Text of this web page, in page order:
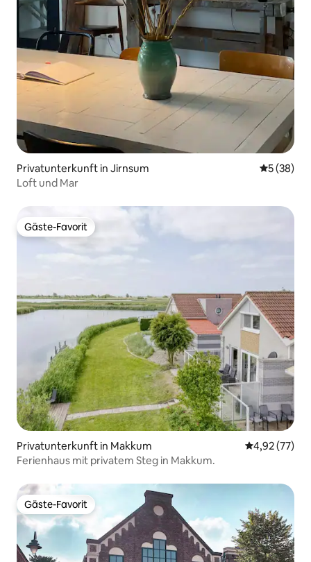
Privatunterkunft in Jirnsum
5 (38)
Loft und Mar
Gäste-Favorit
Gäste-Favorit
Privatunterkunft in Makkum
4,92 (77)
Ferienhaus mit privatem Steg in Makkum.
Gäste-Favorit
Gäste-Favorit